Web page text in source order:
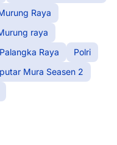
Raya
raya
Raya
Polri
Mura Seasen 2